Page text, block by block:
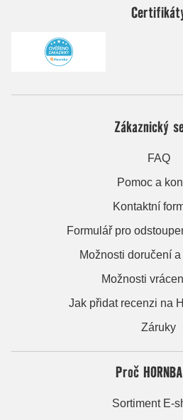
Zákaznický
FAQ
Pomoc a
Kontaktní
Formulář pro
Možnosti doručení
Možnosti
Jak přidat recenzi na
Záruky
Proč
Sortiment E-